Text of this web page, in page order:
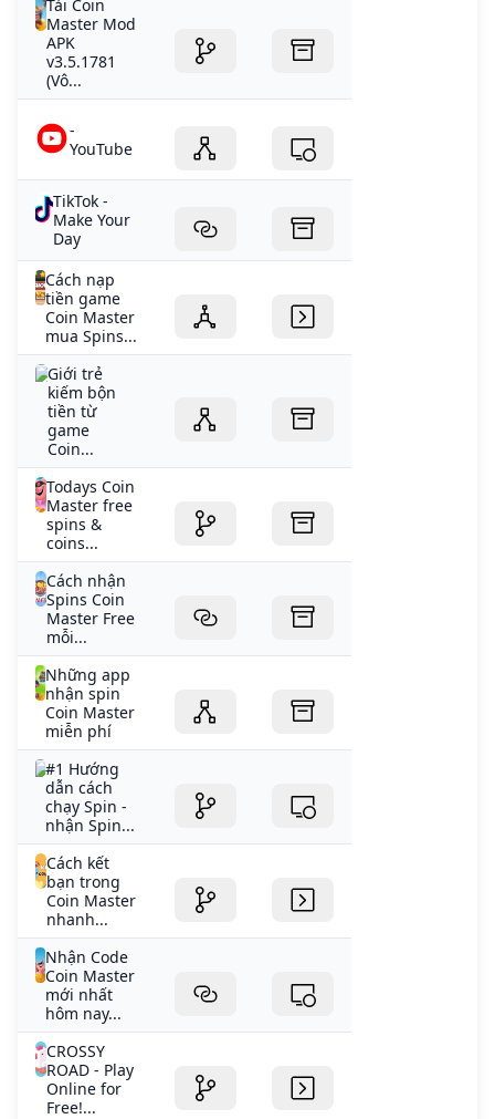
Tải Coin
Master Mod
APK
v3.5.1781
(Vô...
-
YouTube
TikTok -
Make Your
Day
Cách nạp
tiền game
Coin Master
mua Spins...
Giới trẻ
kiếm bộn
tiền từ
game
Coin...
Todays Coin
Master free
spins &
coins...
Cách nhận
Spins Coin
Master Free
mỗi...
Những app
nhận spin
Coin Master
miễn phí
#1 Hướng
dẫn cách
chạy Spin -
nhận Spin...
Cách kết
bạn trong
Coin Master
nhanh...
Nhận Code
Coin Master
mới nhất
hôm nay...
CROSSY
ROAD - Play
Online for
Free!...